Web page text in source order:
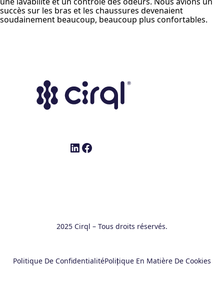
succès sur les bras et les chaussures devenaient
soudainement beaucoup, beaucoup plus confortables.
LinkedIn
Facebook
2025 Cirql – Tous droits réservés.
Politique De ConfidentialitéPolitique En Matière De Cookies